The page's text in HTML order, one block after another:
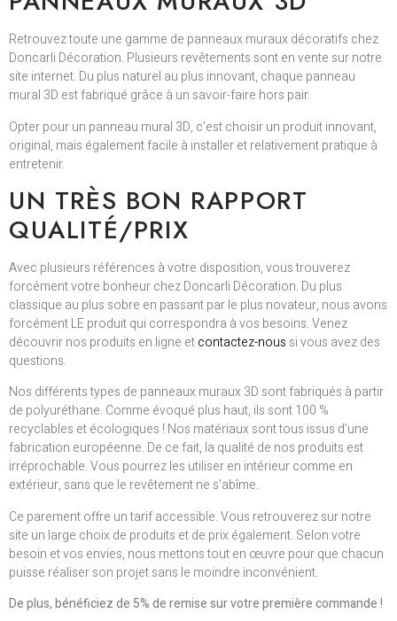
Retrouvez toute une gamme de panneaux muraux décoratifs chez
Doncarli Décoration. Plusieurs revêtements sont en vente sur notre
site internet. Du plus naturel au plus innovant, chaque panneau
mural 3D est fabriqué grâce à un savoir-faire hors pair.
Opter pour un panneau mural 3D, c’est choisir un produit innovant,
original, mais également facile à installer et relativement pratique à
entretenir.
UN TRÈS BON RAPPORT
QUALITÉ/PRIX
Avec plusieurs références à votre disposition, vous trouverez
forcément votre bonheur chez Doncarli Décoration. Du plus
classique au plus sobre en passant par le plus novateur, nous avons
forcément LE produit qui correspondra à vos besoins. Venez
découvrir nos produits en ligne etcontactez-nous si vous avez des
questions.
Nos différents types de panneaux muraux 3D sont fabriqués à partir
de polyuréthane. Comme évoqué plus haut, ils sont 100 %
recyclables et écologiques ! Nos matériaux sont tous issus d’une
fabrication européenne. De ce fait, la qualité de nos produits est
irréprochable. Vous pourrez les utiliser en intérieur comme en
extérieur, sans que le revêtement ne s’abîme.
Ce parement offre un tarif accessible. Vous retrouverez sur notre
site un large choix de produits et de prix également. Selon votre
besoin et vos envies, nous mettons tout en œuvre pour que chacun
puisse réaliser son projet sans le moindre inconvénient.
De plus, bénéficiez de 5% de remise sur votre première commande !